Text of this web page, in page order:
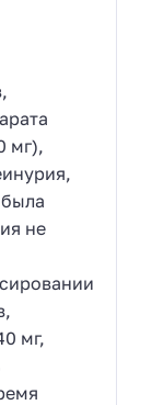
мг),
не
мг,